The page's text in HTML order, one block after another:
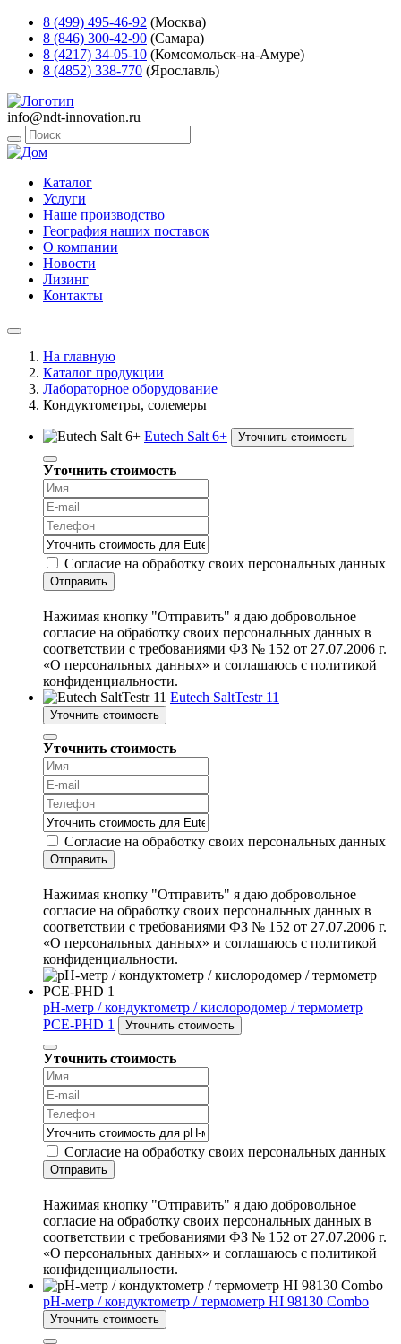
8 (499) 495-46-92 (Москва)
8 (846) 300-42-90 (Самара)
8 (4217) 34-05-10 (Комсомольск-на-Амуре)
8 (4852) 338-770 (Ярославль)
info@ndt-innovation.ru
Каталог
Услуги
Наше производство
География наших поставок
О компании
Новости
Лизинг
Контакты
На главную
Каталог продукции
Лабораторное оборудование
Кондуктометры, солемеры
Eutech Salt 6+ Уточнить стоимость
Уточнить стоимость
Согласие на обработку своих персональных данных
Отправить
Нажимая кнопку "Отправить" я даю добровольное
согласие на обработку своих персональных данных в
соответствии с требованиями ФЗ № 152 от 27.07.2006 г.
«О персональных данных» и соглашаюсь с политикой
конфиденциальности.
Eutech SaltTestr 11
Уточнить стоимость
Уточнить стоимость
Согласие на обработку своих персональных данных
Отправить
Нажимая кнопку "Отправить" я даю добровольное
согласие на обработку своих персональных данных в
соответствии с требованиями ФЗ № 152 от 27.07.2006 г.
«О персональных данных» и соглашаюсь с политикой
конфиденциальности.
pH-метр / кондуктометр / кислородомер / термометр
PCE-PHD 1
Уточнить стоимость
Уточнить стоимость
Согласие на обработку своих персональных данных
Отправить
Нажимая кнопку "Отправить" я даю добровольное
согласие на обработку своих персональных данных в
соответствии с требованиями ФЗ № 152 от 27.07.2006 г.
«О персональных данных» и соглашаюсь с политикой
конфиденциальности.
pH-метр / кондуктометр / термометр HI 98130 Combo
Уточнить стоимость